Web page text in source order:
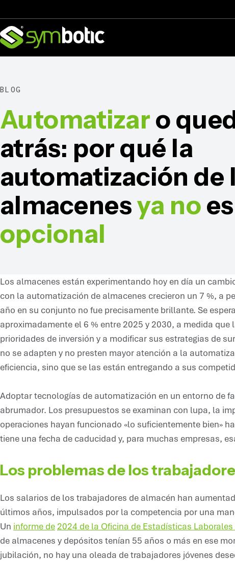
BLOG
Automatizar o
atrás: por qué la
automatización de
almacenesya no es
opcional
Los almacenes están experimentando hoy en día un
con la automatización de almacenes crecieron un 7 %, a
año en su conjunto no fue precisamente brillante. Se
aproximadamente el 6 % entre 2025 y 2030, a medida
prioridades de inversión y a modificar sus estrategias de
no se adapten y no presten mayor atención a la
eficiencia, sino que se las están entregando a sus
Adoptar tecnologías de automatización en un entorno de
abrumador. Los presupuestos se examinan con lupa, la
operaciones hayan funcionado «lo suficientemente bien»
tiene una fecha de caducidad y, para muchas empresas,
Los problemas de los
Los salarios de los trabajadores de almacén han
últimos años, impulsados por la competencia por una
Un informe de2024 de la Oficina de Estadísticas Laborales
de almacenes y depósitos tenían 55 años o más en ese
jubilación, no hay una oleada de trabajadores jóvenes